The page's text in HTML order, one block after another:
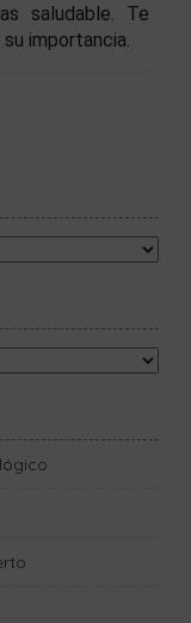
saludable. Te
importancia.